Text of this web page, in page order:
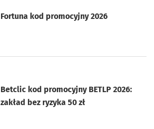
Fortuna kod promocyjny 2026
Betclic kod promocyjny BETLP 2026:
zakład bez ryzyka 50 zł